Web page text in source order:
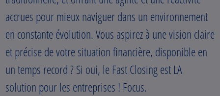
accrues pour mieux naviguer dans un environnement
en constante évolution. Vous aspirez à une vision claire
et précise de votre situation financière, disponible en
un temps record ? Si oui, le Fast Closing est LA
solution pour les entreprises ! Focus.